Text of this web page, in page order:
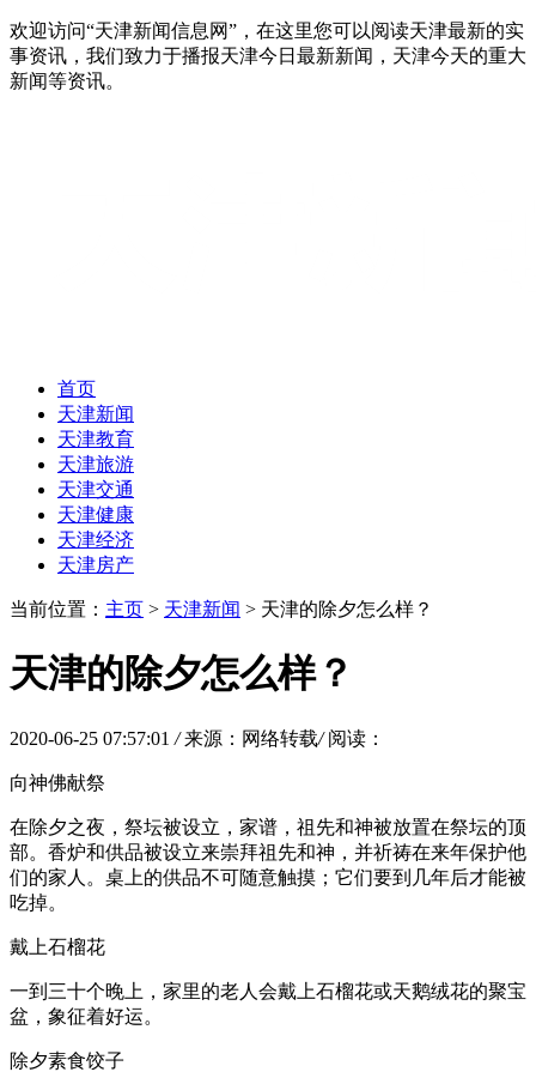
欢迎访问“天津新闻信息网”，在这里您可以阅读天津最新的实
事资讯，我们致力于播报天津今日最新新闻，天津今天的重大
新闻等资讯。
首页
天津新闻
天津教育
天津旅游
天津交通
天津健康
天津经济
天津房产
当前位置： 主页 > 天津新闻 > 天津的除夕怎么样？
天津的除夕怎么样？
2020-06-25 07:57:01 / 来源：网络转载/ 阅读：
向神佛献祭
在除夕之夜，祭坛被设立，家谱，祖先和神被放置在祭坛的顶
部。香炉和供品被设立来崇拜祖先和神，并祈祷在来年保护他
们的家人。桌上的供品不可随意触摸；它们要到几年后才能被
吃掉。
戴上石榴花
一到三十个晚上，家里的老人会戴上石榴花或天鹅绒花的聚宝
盆，象征着好运。
除夕素食饺子